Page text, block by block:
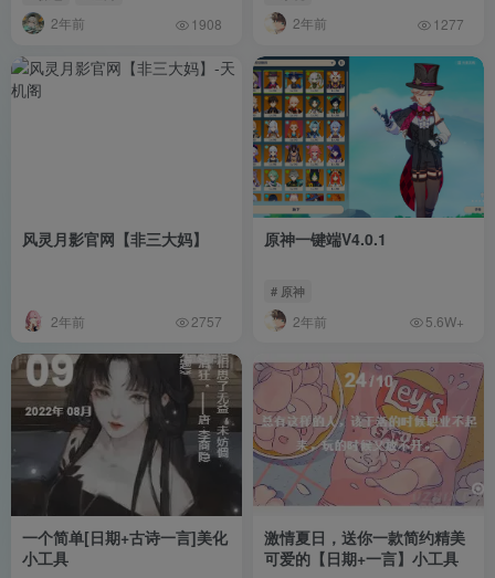
2年前 1908 2年前 1277
风灵月影官网【非三大妈】
2年前 2757
原神一键端V4.0.1
# 原神
2年前 5.6W+
一个简单[日期+古诗一言]美化
小工具
激情夏日，送你一款简约精美
可爱的【日期+一言】小工具